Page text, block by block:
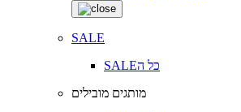
SALE
SALEכל ה
מותגים מובילים